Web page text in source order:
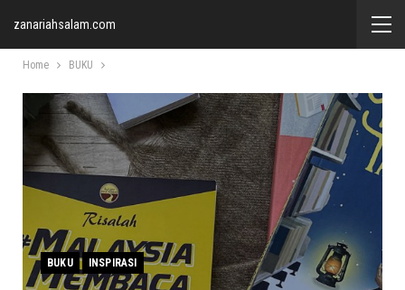
zanariahsalam.com
Home BUKU
BUKU INSPIRASI